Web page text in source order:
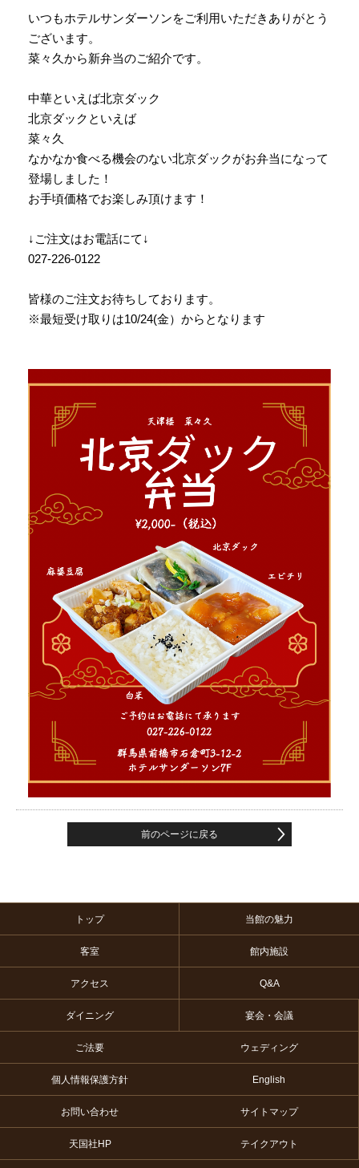
いつもホテルサンダーソンをご利用いただきありがとう
ございます。
菜々久から新弁当のご紹介です。
中華といえば北京ダック
北京ダックといえば
菜々久
なかなか食べる機会のない北京ダックがお弁当になって
登場しました！
お手頃価格でお楽しみ頂けます！
↓ご注文はお電話にて↓
027-226-0122
皆様のご注文お待ちしております。
※最短受け取りは10/24(金）からとなります
前のページに戻る
トップ 当館の魅力
客室 館内施設
アクセス Q&A
ダイニング 宴会・会議
ご法要 ウェディング
個人情報保護方針 English
お問い合わせ サイトマップ
天国社HP テイクアウト